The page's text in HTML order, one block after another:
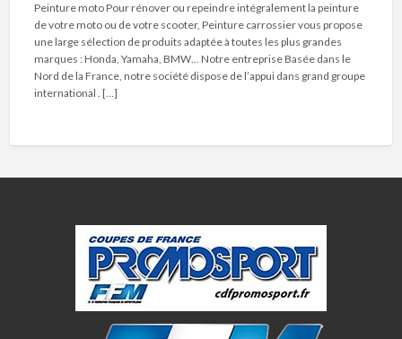
Peinture moto Pour rénover ou repeindre intégralement la peinture
de votre moto ou de votre scooter, Peinture carrossier vous propose
une large sélection de produits adaptée à toutes les plus grandes
marques : Honda, Yamaha, BMW… Notre entreprise Basée dans le
Nord de la France, notre société dispose de l’appui dans grand groupe
international . […]